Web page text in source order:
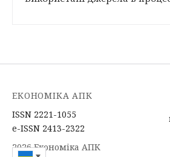
ЕКОНОМІКА АПК
ISSN 2221-1055
e-ISSN 2413-2322
2026 Економіка АПК